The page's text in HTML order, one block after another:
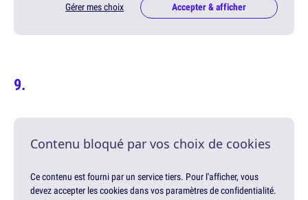
Gérer mes choix Accepter & afficher
Contenu bloqué par vos choix de cookies
Ce contenu est fourni par un service tiers. Pour l'afficher, vous
devez accepter les cookies dans vos paramètres de confidentialité.